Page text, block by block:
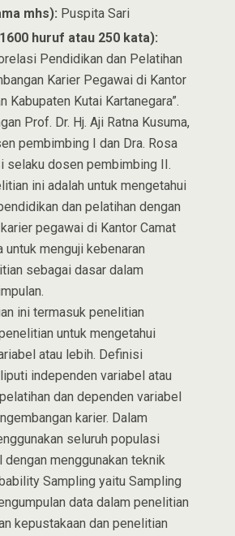
mhs): Puspita Sari
huruf atau 250 kata):
Pendidikan dan Pelatihan
Karier Pegawai di Kantor
Kabupaten Kutai Kartanegara”.
Prof. Dr. Hj. Aji Ratna Kusuma,
pembimbing I dan Dra. Rosa
selaku dosen pembimbing II.
ini adalah untuk mengetahui
dan pelatihan dengan
pegawai di Kantor Camat
untuk menguji kebenaran
sebagai dasar dalam
ini termasuk penelitian
untuk mengetahui
atau lebih. Definisi
independen variabel atau
dan dependen variabel
karier. Dalam
seluruh populasi
menggunakan teknik
Sampling yaitu Sampling
data dalam penelitian
kepustakaan dan penelitian